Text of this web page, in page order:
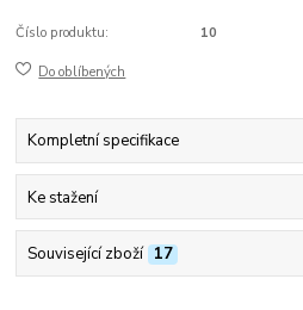
Číslo produktu: 10
Do oblíbených
Kompletní specifikace
Ke stažení
Související zboží 17